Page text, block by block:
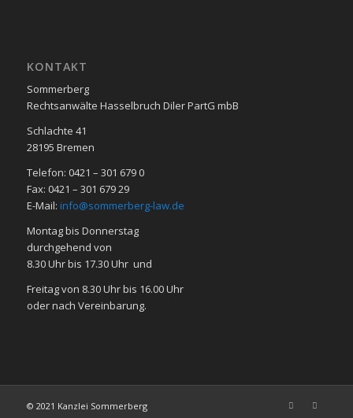
KON­TAKT
Sommerberg
Rechtsanwälte Hasselbruch Diler PartG mbB
Schlachte 41
28195 Bre­men
Telefon: 0421 – 301 679 0
Fax: 0421 – 301 679 29
E-Mail: info@sommerberg-law.de
Mon­tag bis Don­ners­tag
durch­ge­hend von
8.30 Uhr bis 17.30 Uhr und
Frei­tag von 8.30 Uhr bis 16.00 Uhr
oder nach Ver­ein­ba­rung.
© 2021 Kanzlei Sommerberg